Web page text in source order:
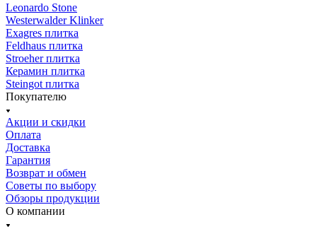
Leonardo Stone
Westerwalder Klinker
Exagres плитка
Feldhaus плитка
Stroeher плитка
Керамин плитка
Steingot плитка
Покупателю
Акции и скидки
Оплата
Доставка
Гарантия
Возврат и обмен
Советы по выбору
Обзоры продукции
О компании